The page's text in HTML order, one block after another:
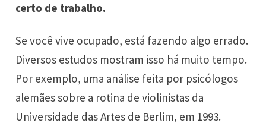
certo de trabalho.
Se você vive ocupado, está fazendo algo errado.
Diversos estudos mostram isso há muito tempo.
Por exemplo, uma análise feita por psicólogos
alemães sobre a rotina de violinistas da
Universidade das Artes de Berlim, em 1993.